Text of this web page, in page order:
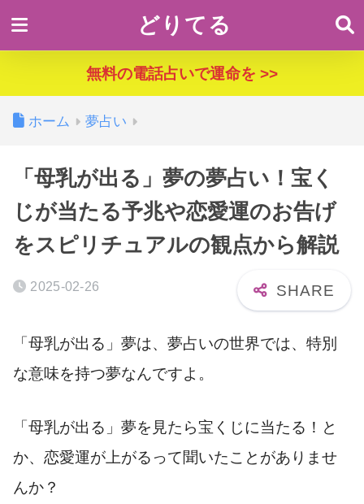
どりてる
無料の電話占いで運命を >>
ホーム 夢占い
「母乳が出る」夢の夢占い！宝く
じが当たる予兆や恋愛運のお告げ
をスピリチュアルの観点から解説
2025-02-26
「母乳が出る」夢は、夢占いの世界では、特別
な意味を持つ夢なんですよ。
「母乳が出る」夢を見たら宝くじに当たる！と
か、恋愛運が上がるって聞いたことがありませ
んか？